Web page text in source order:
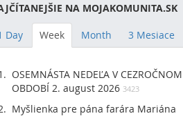
NA MOJAKOMUNITA.SK
Day Week Month 3 Mesiace
OSEMNÁSTA NEDEĽA V CEZROČNOM
OBDOBÍ 2. august 2026 3423
Myšlienka pre pána farára Mariána